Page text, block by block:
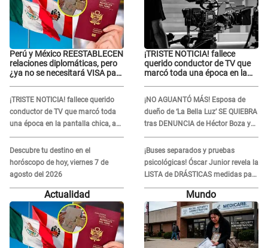
Perú y México REESTABLECEN
relaciones diplomáticas, pero
¿ya no se necesitará VISA para
¡TRISTE NOTICIA! fallece querido
conductor de TV que marcó toda
una época en la pantalla chica, así
fue su repentino adiós
Descubre tu destino en el
horóscopo de hoy, viernes 7 de
agosto del 2026
¡TRISTE NOTICIA! fallece
querido conductor de TV que
marcó toda una época en la
¡NO AGUANTÓ MÁS! Esposa de
dueño de ‘La Bella Luz’ SE QUIEBRA
tras DENUNCIA de Héctor Boza y
ARREMETE contra Claudia Salazar
¡Buses separados y pruebas
psicológicas! Óscar Junior revela la
LISTA de DRÁSTICAS medidas para
prevenir acoso en 'La Bella Luz' tras
caso Naldy Saldaña
Actualidad Mundo